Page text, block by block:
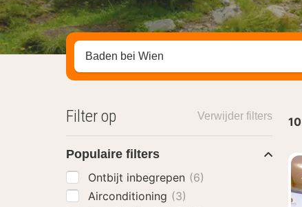
Zoek op hotel, regio of stad
10
Filter op Verwijder filters
Populaire filters
Ontbijt inbegrepen (6)
Airconditioning (3)